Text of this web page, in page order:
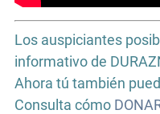
Los auspiciantes
informativo de
Ahora tú también
Consulta cómo